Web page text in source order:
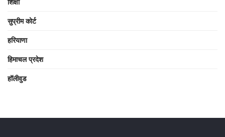
सुप्रीम कोर्ट
हरियाणा
हिमाचल प्रदेश
हॉलीवुड